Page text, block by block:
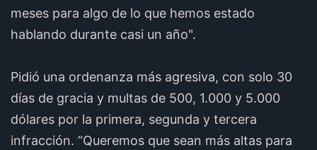
meses para algo de lo que hemos estado
hablando durante casi un año".
Pidió una ordenanza más agresiva, con solo 30
días de gracia y multas de 500, 1.000 y 5.000
dólares por la primera, segunda y tercera
infracción. “Queremos que sean más altas para